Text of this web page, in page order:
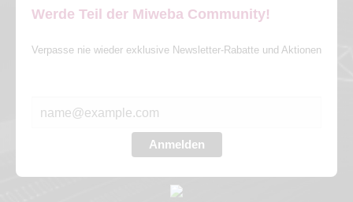
Werde Teil der Miweba Community!
Verpasse nie wieder exklusive Newsletter-Rabatte und Aktionen
Anmelden